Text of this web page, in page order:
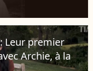
Leur premier
Archie, à la